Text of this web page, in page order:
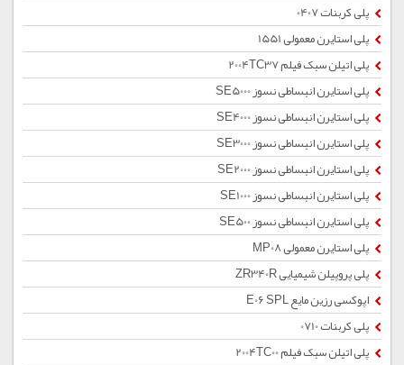
پلی کربنات 0407
پلی استایرن معمولی 1551
پلی اتیلن سبک فیلم 2004TC37
پلی استایرن انبساطی نسوز SE5000
پلی استایرن انبساطی نسوز SE4000
پلی استایرن انبساطی نسوز SE3000
پلی استایرن انبساطی نسوز SE2000
پلی استایرن انبساطی نسوز SE1000
پلی استایرن انبساطی نسوز SE500
پلی استایرن معمولی MP08
پلی پروپیلن شیمیایی ZR340R
اپوکسی رزین مایع E06 SPL
پلی کربنات 0710
پلی اتیلن سبک فیلم 2004TC00